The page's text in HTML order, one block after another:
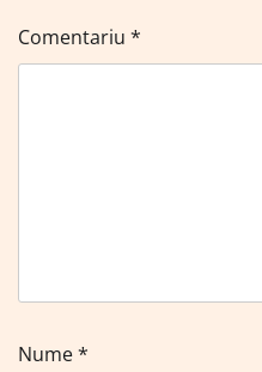
Comentariu *
Nume*